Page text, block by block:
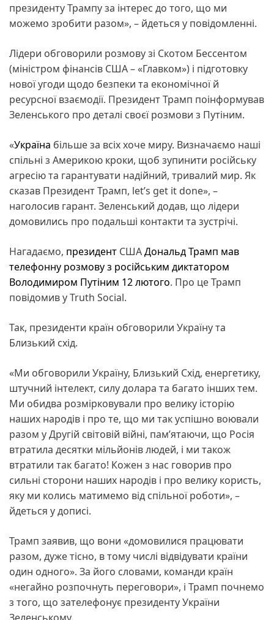
президенту Трампу за інтерес до того, що ми
можемо зробити разом», – йдеться у повідомленні.
Лідери обговорили розмову зі Скотом Бессентом
(міністром фінансів США – «Главком») і підготовку
нової угоди щодо безпеки та економічної й
ресурсної взаємодії. Президент Трамп поінформував
Зеленського про деталі своєї розмови з Путіним.
«Україна більше за всіх хоче миру. Визначаємо наші
спільні з Америкою кроки, щоб зупинити російську
агресію та гарантувати надійний, тривалий мир. Як
сказав Президент Трамп, let’s get it done», –
наголосив гарант. Зеленський додав, що лідери
домовились про подальші контакти та зустрічі.
Нагадаємо, президент СШАДональд Трамп мав
телефонну розмову з російським диктатором
Володимиром Путіним 12 лютого. Про це Трамп
повідомив у Truth Social.
Так, президенти країн обговорили Україну та
Близький схід.
«Ми обговорили Україну, Близький Схід, енергетику,
штучний інтелект, силу долара та багато інших тем.
Ми обидва розмірковували про велику історію
наших народів і про те, що ми так успішно воювали
разом у Другій світовій війні, пам’ятаючи, що Росія
втратила десятки мільйонів людей, і ми також
втратили так багато! Кожен з нас говорив про
сильні сторони наших народів і про велику користь,
яку ми колись матимемо від спільної роботи», –
йдеться у дописі.
Трамп заявив, що вони «домовилися працювати
разом, дуже тісно, в тому числі відвідувати країни
один одного». За його словами, команди країн
«негайно розпочнуть переговори», і Трамп почнемо
з того, що зателефонує президенту України